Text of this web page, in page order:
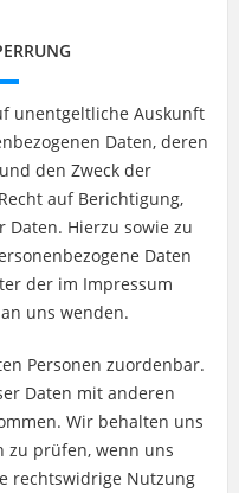
SPERRUNG
unentgeltliche Auskunft
Daten, deren
den Zweck der
auf Berichtigung,
Daten. Hierzu sowie zu
Daten
der im Impressum
uns wenden.
Personen zuordenbar.
Daten mit anderen
Wir behalten uns
zu prüfen, wenn uns
rechtswidrige Nutzung